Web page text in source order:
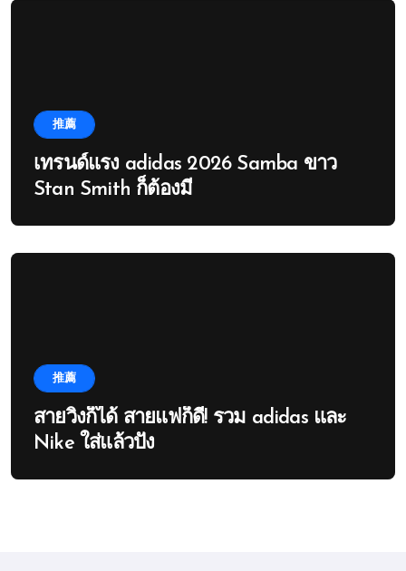
推薦
เทรนด์แรง adidas 2026 Samba ขาว
Stan Smith ก็ต้องมี
推薦
สายวิ่งก็ได้ สายแฟก็ดี! รวม adidas และ
Nike ใส่แล้วปัง